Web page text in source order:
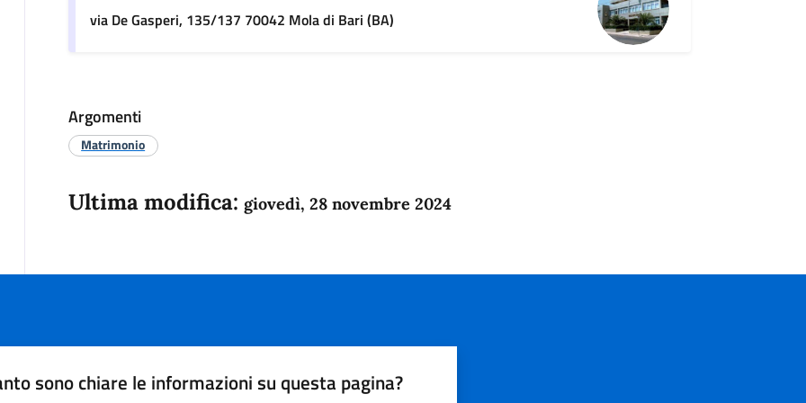
via De Gasperi, 135/137 70042 Mola di Bari (BA)
Argomenti
Matrimonio
Ultima modifica: giovedì, 28 novembre 2024
sono chiare le informazioni su questa pagina?